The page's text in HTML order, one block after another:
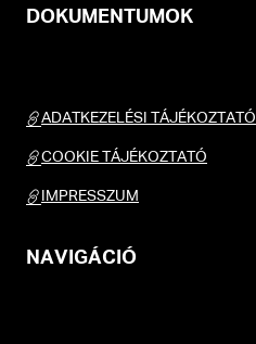
DOKUMENTUMOK
ADATKEZELÉSI TÁJÉKOZTATÓ
COOKIE TÁJÉKOZTATÓ
IMPRESSZUM
NAVIGÁCIÓ